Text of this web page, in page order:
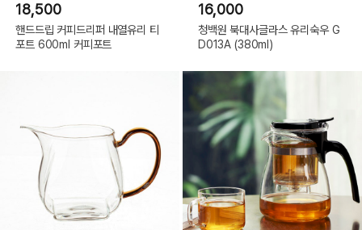
18,500
핸드드립 커피드리퍼 내열유리 티
포트 600ml 커피포트
16,000
청백원 북대사글라스 유리숙우 G
D013A (380ml)